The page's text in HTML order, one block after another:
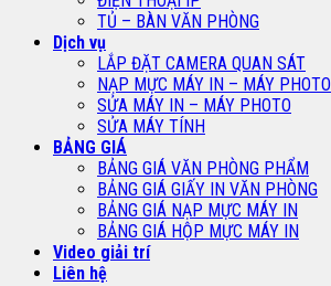
TỦ – BÀN VĂN PHÒNG
Dịch vụ
LẮP ĐẶT CAMERA QUAN SÁT
NẠP MỰC MÁY IN – MÁY PHOTO
SỬA MÁY IN – MÁY PHOTO
SỬA MÁY TÍNH
BẢNG GIÁ
BẢNG GIÁ VĂN PHÒNG PHẨM
BẢNG GIÁ GIẤY IN VĂN PHÒNG
BẢNG GIÁ NẠP MỰC MÁY IN
BẢNG GIÁ HỘP MỰC MÁY IN
Video giải trí
Liên hệ